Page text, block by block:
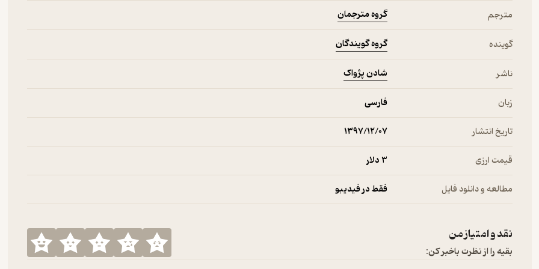
مترجم گروه مترجمان
گوینده گروه گویندگان
ناشر شادن پژواک
زبان فارسی
تاریخ انتشار ۱۳۹۷/۱۲/۰۷
قیمت ارزی 3 دلار
مطالعه و دانلود فایل فقط در فیدیبو
نقد و امتیاز من
بقیه را از نظرت باخبر کن: